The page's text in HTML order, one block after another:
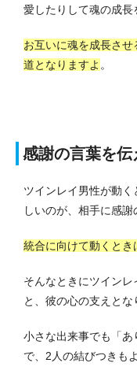
愛したりして魂の成長
お互いに魂を成長さ
道となりますよ 。
感謝の言葉を伝
ツインレイ男性が動
しいのが、相手に感謝
統合に向けて動くと
そんなときにツイン
と、彼の心の支えとな
小さな出来事でも「あ
で、2人の結びつきも